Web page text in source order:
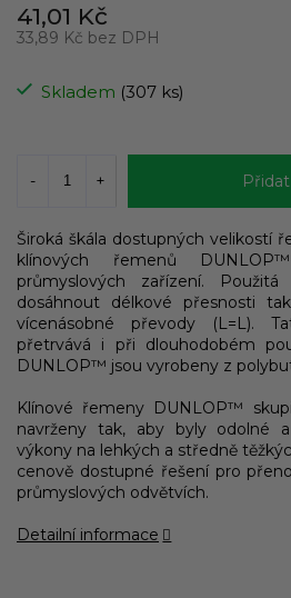
41,01 Kč
33,89 Kč bez DPH
cena:Skladem (307 ks)
Široká škála dostupných velikostí
klínových řemenů
průmyslových zařízení.
dosáhnout délkové přesnosti
vícenásobné převody (L=L).
přetrvává i při dlouhodobém
DUNLOP™ jsou vyrobeny z
Klínové řemeny DUNLOP™
navrženy tak, aby byly odolné
výkony na lehkých a středně
cenově dostupné řešení pro
průmyslových odvětvích.
Detailní informace